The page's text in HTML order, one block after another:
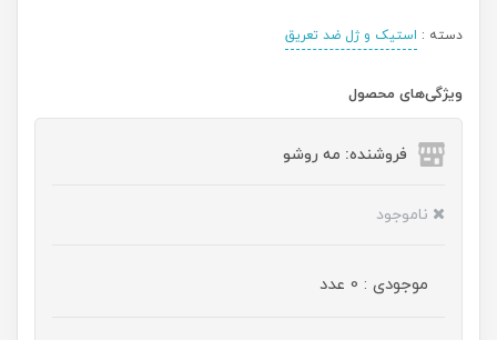
دسته : استیک و ژل ضد تعریق
ویژگی‌های محصول
فروشنده: مه رو‌شو
ناموجود
موجودی : 0 عدد